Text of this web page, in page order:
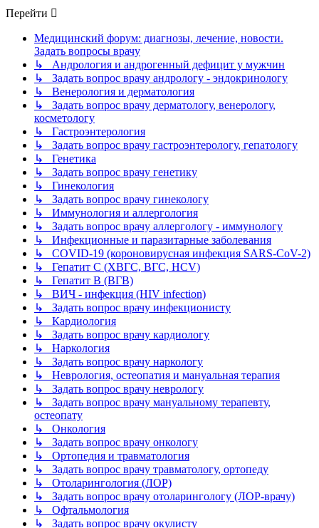
Перейти
Медицинский форум: диагнозы, лечение, новости.
Задать вопросы врачу
↳ Андрология и андрогенный дефицит у мужчин
↳ Задать вопрос врачу андрологу - эндокринологу
↳ Венерология и дерматология
↳ Задать вопрос врачу дерматологу, венерологу,
косметологу
↳ Гастроэнтерология
↳ Задать вопрос врачу гастроэнтерологу, гепатологу
↳ Генетика
↳ Задать вопрос врачу генетику
↳ Гинекология
↳ Задать вопрос врачу гинекологу
↳ Иммунология и аллергология
↳ Задать вопрос врачу аллергологу - иммунологу
↳ Инфекционные и паразитарные заболевания
↳ COVID-19 (короновирусная инфекция SARS-CoV-2)
↳ Гепатит C (ХВГС, ВГС, HCV)
↳ Гепатит B (ВГВ)
↳ ВИЧ - инфекция (HIV infection)
↳ Задать вопрос врачу инфекционисту
↳ Кардиология
↳ Задать вопрос врачу кардиологу
↳ Наркология
↳ Задать вопрос врачу наркологу
↳ Неврология, остеопатия и мануальная терапия
↳ Задать вопрос врачу неврологу
↳ Задать вопрос врачу мануальному терапевту,
остеопату
↳ Онкология
↳ Задать вопрос врачу онкологу
↳ Ортопедия и травматология
↳ Задать вопрос врачу травматологу, ортопеду
↳ Отоларингология (ЛОР)
↳ Задать вопрос врачу отоларингологу (ЛОР-врачу)
↳ Офтальмология
↳ Задать вопрос врачу окулисту